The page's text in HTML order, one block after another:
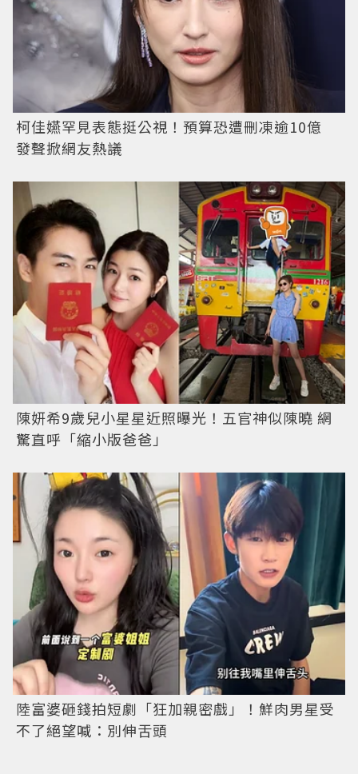
柯佳嬿罕見表態挺公視！預算恐遭刪凍逾10億
發聲掀網友熱議
陳妍希9歲兒小星星近照曝光！五官神似陳曉 網
驚直呼「縮小版爸爸」
陸富婆砸錢拍短劇「狂加親密戲」！鮮肉男星受
不了絕望喊：別伸舌頭